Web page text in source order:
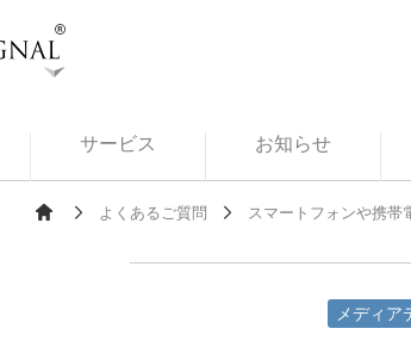
サービス お知らせ
よくあるご質問 スマートフォンや携帯
メディア